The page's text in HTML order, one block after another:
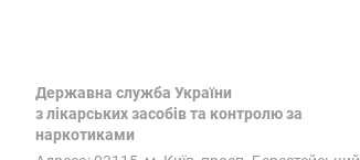
Державна служба України
з лікарських засобів та контролю за
наркотиками